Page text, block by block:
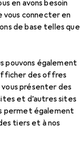
en avons besoin
vous connecter en
de base telles que
pouvons également
des offres
présenter des
et d’autres sites
permet également
tiers et à nos
de
avec le
Porte-